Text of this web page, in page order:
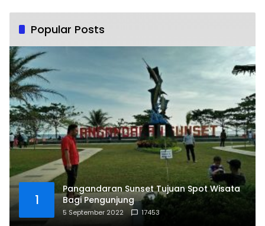
Popular Posts
1
Pangandaran Sunset Tujuan Spot Wisata
Bagi Pengunjung
5 September 2022 17453